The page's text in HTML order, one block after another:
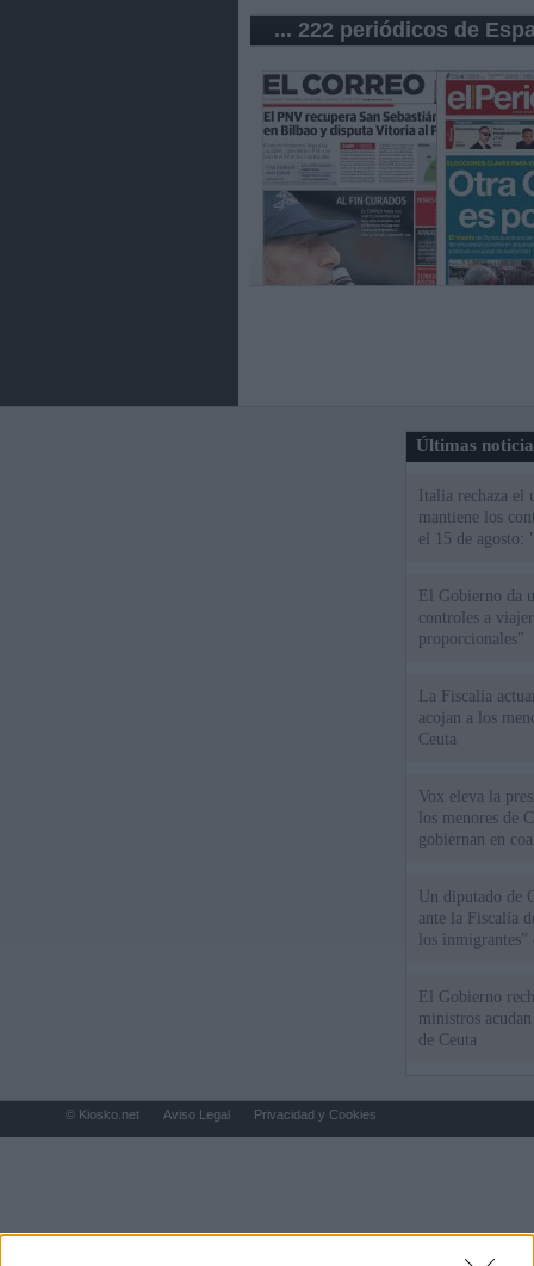
... 222 periódicos de
Últimas
Italia rechaza
mantiene los
el 15 de agosto:
El Gobierno da
controles a
proporcionales"
La Fiscalía
acojan a los
Ceuta
Vox eleva la
los menores de
gobiernan en
Un diputado de
ante la Fiscalía
los inmigrantes”
El Gobierno
ministros
de Ceuta
© Kiosko.net Aviso Legal Privacidad y Cookies